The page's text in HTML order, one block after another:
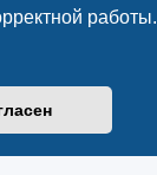
работы.